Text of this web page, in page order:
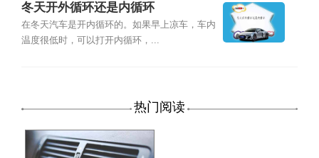
冬天开外循环还是内循环
在冬天汽车是开内循环的。如果早上凉车，车内
温度很低时，可以打开内循环，...
热门阅读